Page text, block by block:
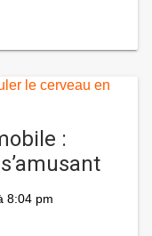
:
8:04 pm